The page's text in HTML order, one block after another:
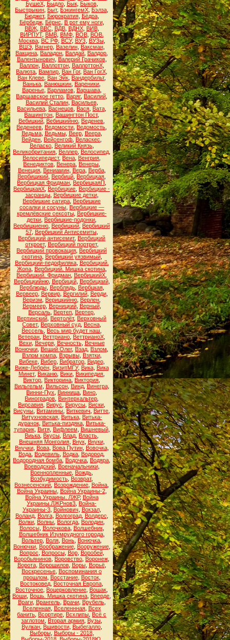
БушеХ, Быдло, Бык, Быков,
Быстрыкин Быт, БэкингемХ Бэлза
Бюджет, Бюрократия, Бёдра,
Бёрбедж, Бёрнс В рот ему ноги,
ВВЖ, ВВС, ВДВ, ВДНХ, ВИВ,
ВИРПУТ, ВМВ, ВМФ, ВОВ, ВОВ.
Москва, ВС РФ, ВСУ, ВУЗ ВУЗы,
ВШЭ, Вагнер, Вазелин, Ваксман,
Вакцина Валадон Валдай Валдор
Валентынович
Валерий Грачиков,
Валлон, Валлоттон, ВаллоттонХ,
Валюта Вампир Ван Гог, Ван ГогХ
Ван Клеве Ван Эйк Вандербильт,
Ванька Ванюшкин Вареники
Варенье, Варламов, Варшава,
Варшавское гетто Варяг, Василий
Василий Сталин, Васильев,
Васильева Васнецов Вася Вата
Вашингтон Вашингтон Пост,
Вебицкий Вебицкийню Веденев
Веденеев Ведомости Ведомость
Ведьма, Ведьмы, Веер, Веера,
Вейден Вейсенгоф Веласкес
Веласко, Великий Князь,
Великобритания Веллер Велосипед
Велосипедист, Вена Венгрия
Венедиктов Венера Венеры
Венеция, Вениамин, Вера, Верба,
Вербицикий Вербицй Вербицкая
Вербицкая Фридман ВербицкаяП
ВербицкаяХ Вербицкие Вербицкие -
засранцы, Вербицкие детки,
Вербицкие сатира Вербицкие
сосалки и сосуны, Вербицкие —
кремлёвские сексоты, Вербицкие-
детки Вербицкие-подонки
Вербицкиеню Вербицкий Вербицкий
57, Вербицкий Антисемиты,
Вербицкий антисемит, Вербицкий
откроет, Вербицкий портрет,
Вербицкий провокация Вербицкий
скотина, Вербицкий уязвимый,
Вербицкий-педофиляка, Вербицкий.
Жопа, Вербицкий. Мишка скотина,
Вербицкий. Фридман ВербицкийХ
Вербицкийню, Вербицкй, Вербицкмй,
Верблюды, Верблядь, Вербцкая,
Вервеер, Вервир, Вергилий, Верди,
Веризм
Верицкийню Верлен
Вермеер, Верницкий, Верный,
Версаль Вертеп Вертер
Вертинский Вертолёт, Верховный
Совет, Верховный суд Весна
Вессель Весь мир будет наш
Ветеран Веттриано ВеттрианоХ
Вехи, Вечеря, Вечность, Вечные
Вонючки Вещий Олег, Взад Взлом
Взлом компа, Взрывы, Взятки,
Вибеке, Вибер, Вибратор, Видео,
Виже-Лебрён, ВизитМГУ, Вика, Вика
Минет, Виканю Вики Википедия
Виктор Викторина Виктория
Вильгельм
Вильсон, Винд, Винегра,
Винни-Пух
Винница Вино
Виноградов Винтерхальтер
Вирсавия Вирус Вирусы Виски
Висуны Витамины Виткевич Витте
Витухновская, Витька, Витька-
дурачок, Витька-пиздяка, Витька-
тупарик, Витя, Вифлеем Вишневый,
Виька Вкусы Влад Власть
Внешняя Монголия, Внук, Внуки,
Внучки, Вова, Вова Путин, Вовочка,
Вода Водевиль Водка Водород
Водородная бомба Водочка Водяра
Воеводский, Военачальники,
Военнопленные Вождь
Возбудимость Возврат,
Вознесенский Возрождение Война
Война Украины, Война Украины-2,
Война Украины. ЛЖР, Война
Украины.ЛЖРнов3 Война-
Украины-3, Войнович Вокзал,
Воланд, Волга, Волгоград, Волдерс
Волки Волны Вологда Володин
Волосы, Волочкова, Волшебник,
Волшебник Изумрудного города,
Вольтер Воля Вонь Вонючка
Вонючки, Воображение, Вооружение,
Вопрос
Вопросы, Вор, Воробей,
Воробьянинов Воровство Воронеж
Ворота, Ворошилов, Воры, Ворьё,
Воскресенье Воспоминания о
прошлом
Восстание, Восток,
Востоковед Восточная Европа
Восточное Воцерковление Вошак
Воши Вошь. Мишка скотина Вперде
Враги, Врангель, Врачи, Врубель,
Вселенная, Вселеннная, Всех
банить Всортире Всхлипы Всё с
заглотом
Вторая армия Вузы
Вулкан, Вшивости, Выбегалло,
Выборы, Выборы - 2018,